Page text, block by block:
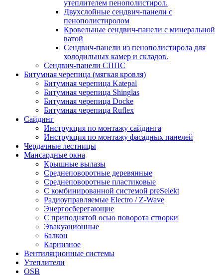
утеплителем пенополистирол.
Двухслойные сендвич-панели с
пенополистиролом
Кровельные сендвич-панели с минеральной
ватой
Сендвич-панели из пенополистирола для
холодильных камер и складов.
Сендвич-панели СППС
Битумная черепица (мягкая кровля)
Битумная черепица Katepal
Битумная черепица Shinglas
Битумная черепица Docke
Битумная черепица Ruflex
Сайдинг
Инструкция по монтажу сайдинга
Инструкция по монтажу фасадных панелей
Чердачные лестницы
Мансардные окна
Крышные вылазы
Среднеповоротные деревянные
Среднеповоротные пластиковые
C комбинированной системой preSelekt
Радиоуправляемые Electro / Z-Wave
Энергосберегающие
С приподнятой осью поворота створки
Эвакуационные
Балкон
Карнизное
Вентиляционные системы
Утеплители
OSB